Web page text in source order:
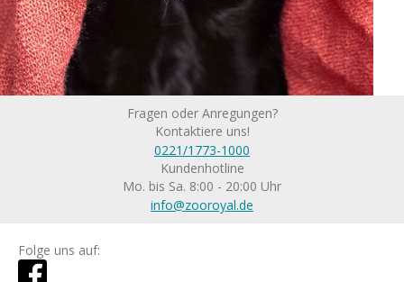
Fragen oder Anregungen?
Kontaktiere uns!
0221/1773-1000
Kundenhotline
Mo. bis Sa. 8:00 - 20:00 Uhr
info@zooroyal.de
Folge uns auf: